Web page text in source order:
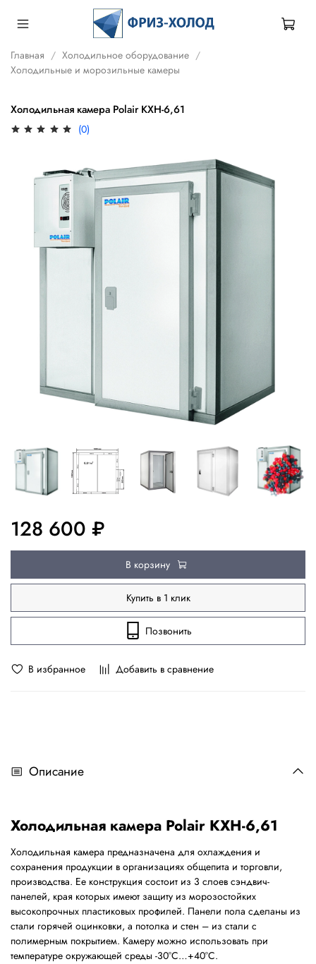
Главная
Холодильное оборудование
Холодильные и морозильные камеры
Холодильная камера Polair КХН-6,61
(0)
В избранное Добавить в сравнение
128 600 ₽
В корзину
Купить в 1 клик
Позвонить
Описание
Холодильная камера Polair КХН-6,61
Холодильная камера предназначена для охлаждения и
сохранения продукции в организациях общепита и торговли,
производства. Ее конструкция состоит из 3 слоев сэндвич-
панелей, края которых имеют защиту из морозостойких
высокопрочных пластиковых профилей. Панели пола сделаны из
стали горячей оцинковки, а потолка и стен – из стали с
полимерным покрытием. Камеру можно использовать при
температуре окружающей среды -30°С…+40°С.